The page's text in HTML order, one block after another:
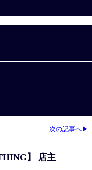
ンドウェフト>
次の記事へ▶
】 店主